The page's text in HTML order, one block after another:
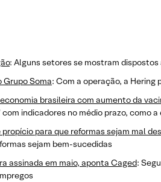
: Alguns setores se mostram
Grupo Soma: Com a operação, a Hering
brasileira com aumento da
indicadores no médio prazo, como
para que reformas sejam mal
sejam bem-sucedidas
assinada em maio, aponta Caged: